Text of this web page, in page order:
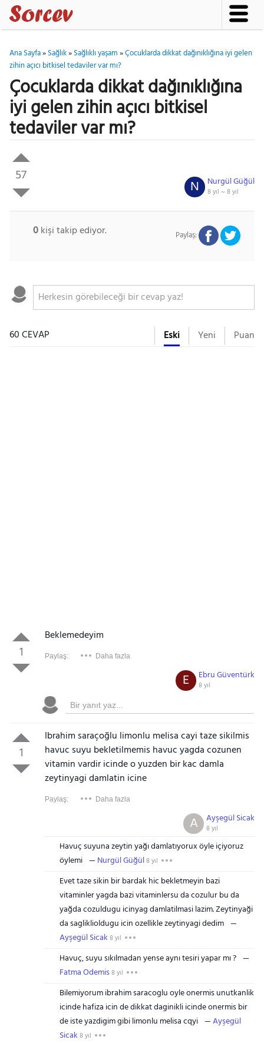
Ana Sayfa»Sağlık»Sağlıklı yaşam»Çocuklarda dikkat dağınıklığına iyi gelen
zihin açıcı bitkisel tedaviler var mı?
Çocuklarda dikkat dağınıklığına
iyi gelen zihin açıcı bitkisel
tedaviler var mı?
57 Nurgül Güğül
8 yıl ~8 yıl
N
0kişi takip ediyor. Paylaş:
60 CEVAP Eski Yeni Puan
1
Beklemedeyim
Paylaş: Daha fazla
Ebru Güventürk
8 yıl
E
1
Ibrahim saraçoğlu limonlu melisa cayi taze sikilmis
havuc suyu bekletilmemis havuc yagda cozunen
vitamin vardir icinde o yuzden bir kac damla
zeytinyagi damlatin icine
Paylaş: Daha fazla
Ayşegül Sicak
8 yıl
A
Havuç suyuna zeytin yağı damlatıyorux öyle içiyoruz
öylemi
Nurgül Güğül8 yıl
Evet taze sikin bir bardak hic bekletmeyin bazi
vitaminler yagda bazi vitaminlersu da cozulur bu da
yağda cozuldugu icinyag damlatilmasi lazim. Zeytinyaği
da sagliklioldugu icin ozellikle zeytinyagi dedim
Ayşegül Sicak 8 yıl
Havuç, suyu sıkılmadan yense aynı tesiri yapar mı ?
Fatma Odemis8 yıl
Bilemiyorum ibrahim saracoglu oyle onermis unutkanlik
icinde hafiza icin de dikkat daginikli icinde onermis bir
de iste yazdigim gibi limonlu melisa cqyi
Ayşegül
Sicak 8 yıl